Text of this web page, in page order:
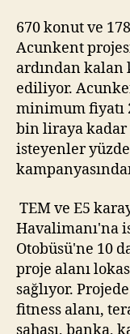
670 konut ve
Acunkent
ardından kalan
ediliyor.
minimum fiyatı
bin liraya kadar
isteyenler
TEM ve E5
Havalimanı'na
Otobüsü'ne 10
proje alanı
sağlıyor.
fitness alanı,
sahası, banka,